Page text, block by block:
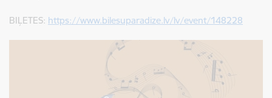
BIĻETES: https://www.bilesuparadize.lv/lv/event/148228